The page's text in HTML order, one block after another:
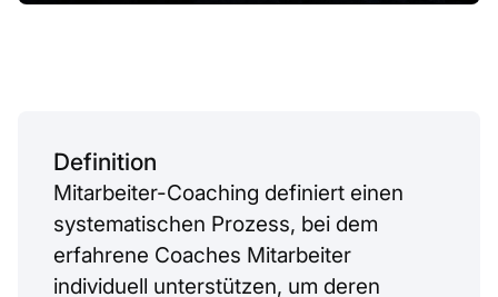
Definition
Mitarbeiter-Coaching definiert einen
systematischen Prozess, bei dem
erfahrene Coaches Mitarbeiter
individuell unterstützen, um deren